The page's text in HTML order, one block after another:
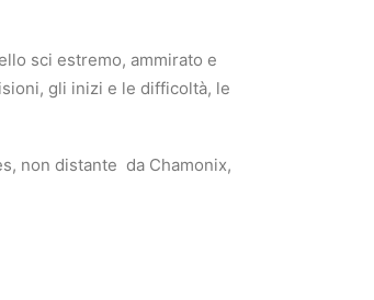
sci estremo, ammirato e
gli inizi e le difficoltà, le
non distante da Chamonix,